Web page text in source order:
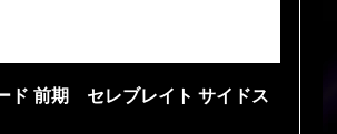
ド 前期 セレブレイト サイドス